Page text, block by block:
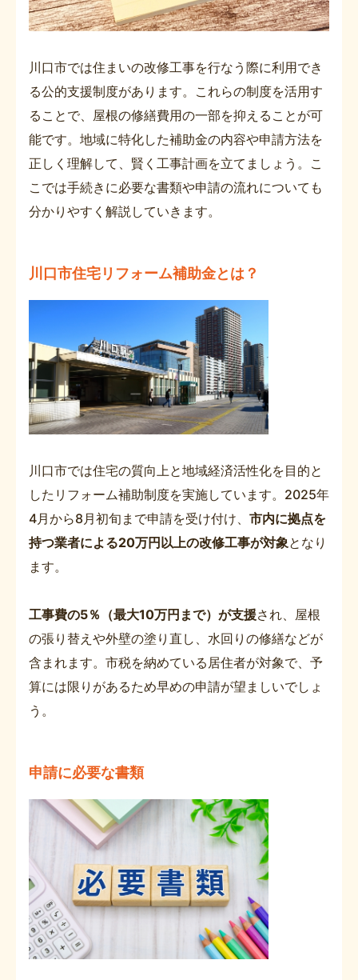
川口市では住まいの改修工事を行なう際に利用でき
る公的支援制度があります。これらの制度を活用す
ることで、屋根の修繕費用の一部を抑えることが可
能です。地域に特化した補助金の内容や申請方法を
正しく理解して、賢く工事計画を立てましょう。こ
こでは手続きに必要な書類や申請の流れについても
分かりやすく解説していきます。
川口市住宅リフォーム補助金とは？
川口市では住宅の質向上と地域経済活性化を目的と
したリフォーム補助制度を実施しています。2025年
4月から8月初旬まで申請を受け付け、 市内に拠点を
持つ業者による20万円以上の改修工事が対象となり
ます。
工事費の5％（最大10万円まで）が支援され、屋根
の張り替えや外壁の塗り直し、水回りの修繕などが
含まれます。市税を納めている居住者が対象で、予
算には限りがあるため早めの申請が望ましいでしょ
う。
申請に必要な書類